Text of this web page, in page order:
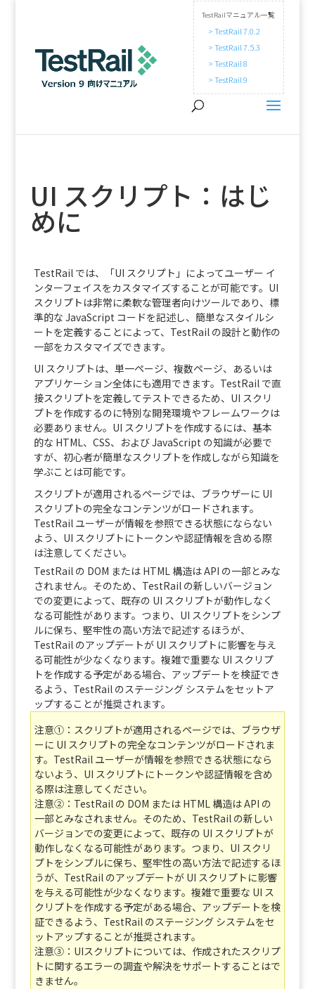
TestRailマニュアル一覧
> TestRail 7.0.2
> TestRail 7.5.3
> TestRail 8
> TestRail 9
UI スクリプト：はじ
めに
TestRail では、「UI スクリプト」によってユーザー イ
ンターフェイスをカスタマイズすることが可能です。UI
スクリプトは非常に柔軟な管理者向けツールであり、標
準的な JavaScript コードを記述し、簡単なスタイルシ
ートを定義することによって、TestRail の設計と動作の
一部をカスタマイズできます。
UI スクリプトは、単一ページ、複数ページ、あるいは
アプリケーション全体にも適用できます。TestRail で直
接スクリプトを定義してテストできるため、UI スクリ
プトを作成するのに特別な開発環境やフレームワークは
必要ありません。UI スクリプトを作成するには、基本
的な HTML、CSS、および JavaScript の知識が必要で
すが、初心者が簡単なスクリプトを作成しながら知識を
学ぶことは可能です。
スクリプトが適用されるページでは、ブラウザーに UI
スクリプトの完全なコンテンツがロードされます。
TestRail ユーザーが情報を参照できる状態にならない
よう、UI スクリプトにトークンや認証情報を含める際
は注意してください。
TestRail の DOM または HTML 構造は API の一部とみな
されません。そのため、TestRail の新しいバージョン
での変更によって、既存の UI スクリプトが動作しなく
なる可能性があります。つまり、UI スクリプトをシンプ
ルに保ち、堅牢性の高い方法で記述するほうが、
TestRail のアップデートが UI スクリプトに影響を与え
る可能性が少なくなります。複雑で重要な UI スクリプ
トを作成する予定がある場合、アップデートを検証でき
るよう、TestRail のステージング システムをセットア
ップすることが推奨されます。
注意①：スクリプトが適用されるページでは、ブラウザ
ーに UI スクリプトの完全なコンテンツがロードされま
す。TestRail ユーザーが情報を参照できる状態になら
ないよう、UI スクリプトにトークンや認証情報を含め
る際は注意してください。
注意②：TestRail の DOM または HTML 構造は API の
一部とみなされません。そのため、TestRail の新しい
バージョンでの変更によって、既存の UI スクリプトが
動作しなくなる可能性があります。つまり、UI スクリ
プトをシンプルに保ち、堅牢性の高い方法で記述するほ
うが、TestRail のアップデートが UI スクリプトに影響
を与える可能性が少なくなります。複雑で重要な UI ス
クリプトを作成する予定がある場合、アップデートを検
証できるよう、TestRail のステージング システムをセ
ットアップすることが推奨されます。
注意③：UIスクリプトについては、作成されたスクリプ
トに関するエラーの調査や解決をサポートすることはで
きません。